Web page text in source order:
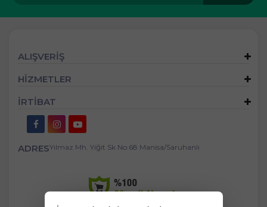
ALIŞVERİŞ
HİZMETLER
İRTİBAT
ADRESYılmaz Mh. Yiğit Sk No:68 Manisa/Saruhanlı